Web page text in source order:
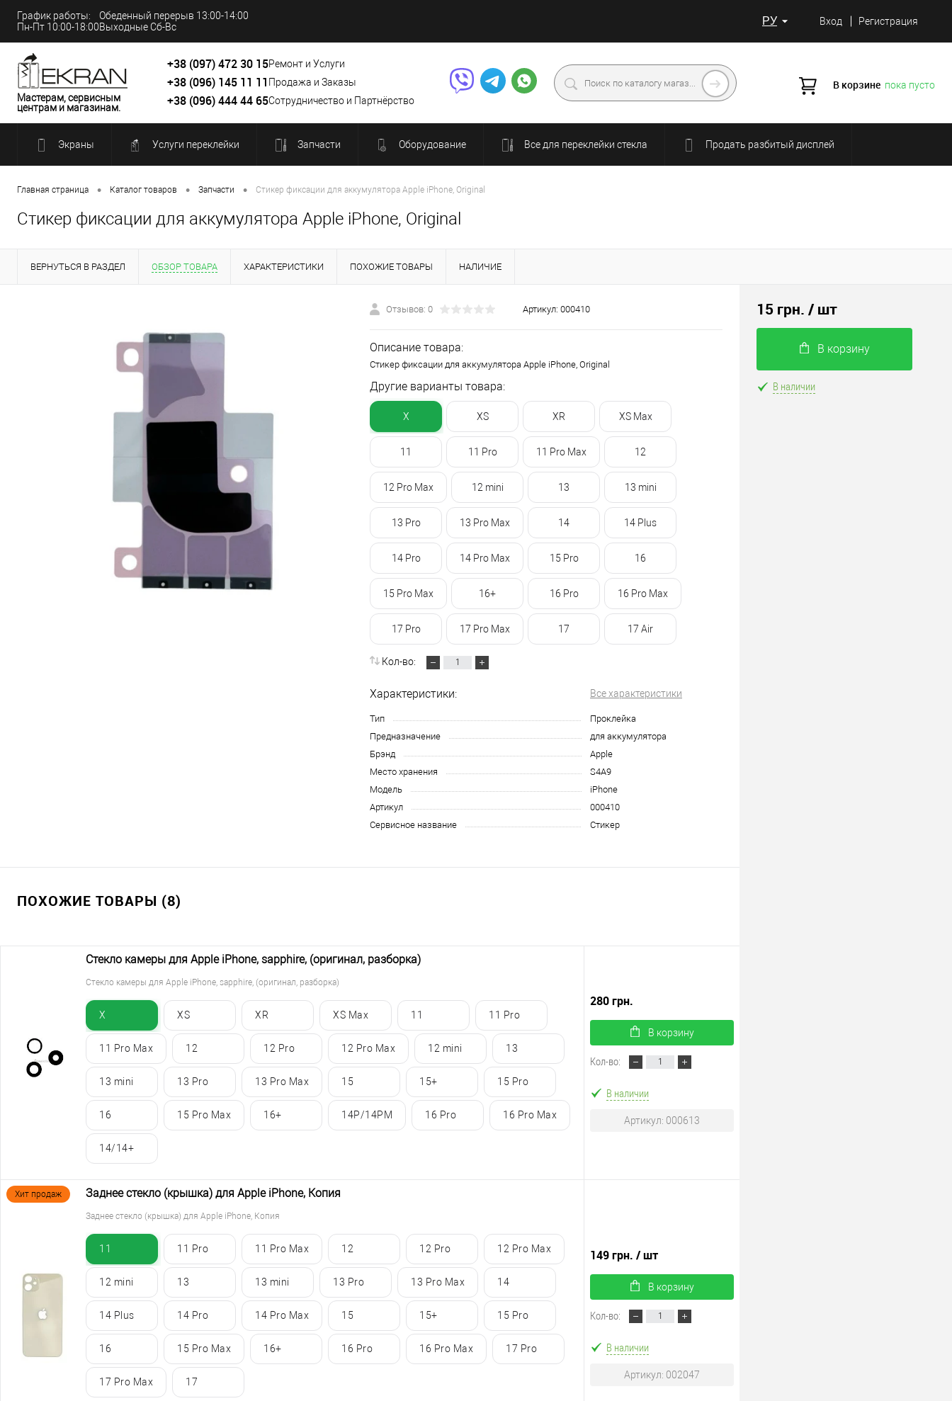
График работы:
Пн-Пт 10:00-18:00
Обеденный перерыв 13:00-14:00
Выходные Сб-Вс
РУ Вход Регистрация
Мастерам, сервисным
центрам и магазинам.
+38 (097) 472 30 15Ремонт и Услуги
+38 (096) 145 11 11 Продажа и Заказы
+38 (096) 444 44 65Сотрудничество и Партнёрство
В корзине пока пусто
Экраны Услуги переклейки Запчасти Оборудование Все для переклейки стекла Продать разбитый дисплей
Главная страница • Каталог товаров • Запчасти • Стикер фиксации для аккумулятора Apple iPhone, Original
Стикер фиксации для аккумулятора Apple iPhone, Original
ВЕРНУТЬСЯ В РАЗДЕЛ ОБЗОР ТОВАРА ХАРАКТЕРИСТИКИ ПОХОЖИЕ ТОВАРЫ НАЛИЧИЕ
Отзывов: 0 Артикул: 000410
Описание товара:
Стикер фиксации для аккумулятора Apple iPhone, Original
Другие варианты товара:
X XS XR XS Max
11 11 Pro 11 Pro Max 12
12 Pro Max 12 mini 13 13 mini
13 Pro 13 Pro Max 14 14 Plus
14 Pro 14 Pro Max 15 Pro 16
15 Pro Max 16+ 16 Pro 16 Pro Max
17 Pro 17 Pro Max 17 17 Air
Кол-во:
Характеристики: Все характеристики
Тип
Проклейка
Предназначение
для аккумулятора
Брэнд
Apple
Место хранения
S4A9
Модель
iPhone
Артикул
000410
Сервисное название
Стикер
ПОХОЖИЕ ТОВАРЫ (8)
Стекло камеры для Apple iPhone, sapphire, (оригинал, разборка)
Стекло камеры для Apple iPhone, sapphire, (оригинал, разборка)
X XS XR XS Max 11 11 Pro
11 Pro Max 12 12 Pro 12 Pro Max 12 mini 13
13 mini 13 Pro 13 Pro Max 15 15+ 15 Pro
16 15 Pro Max 16+ 14P/14PM 16 Pro 16 Pro Max
14/14+
280 грн.
В корзину
Кол-во:
В наличии
Артикул: 000613
Хит продаж Заднее стекло (крышка) для Apple iPhone, Копия
Заднее стекло (крышка) для Apple iPhone, Копия
11 11 Pro 11 Pro Max 12 12 Pro 12 Pro Max
12 mini 13 13 mini 13 Pro 13 Pro Max 14
14 Plus 14 Pro 14 Pro Max 15 15+ 15 Pro
16 15 Pro Max 16+ 16 Pro 16 Pro Max 17 Pro
17 Pro Max 17
149 грн. / шт
В корзину
Кол-во:
В наличии
Артикул: 002047
15 грн. / шт
В корзину
В наличии